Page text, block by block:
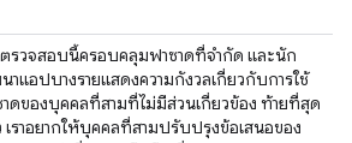
ตรวจสอบนี้ครอบคลุมฟาซาดที่จำกัด และนัก
แอปบางรายแสดงความกังวลเกี่ยวกับการใช้
ดของบุคคลที่สามที่ไม่มีส่วนเกี่ยวข้อง ท้ายที่สุด
เราอยากให้บุคคลที่สามปรับปรุงข้อเสนอของ